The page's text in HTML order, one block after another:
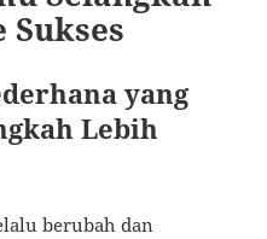
yang
Lebih
berubah dan